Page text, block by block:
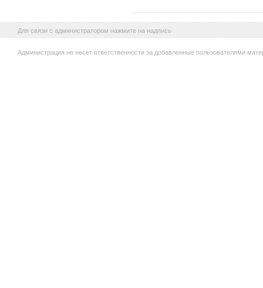
Для связи с администратором нажмите на надпись
Администрация не несет ответственности за добавленные пользователями